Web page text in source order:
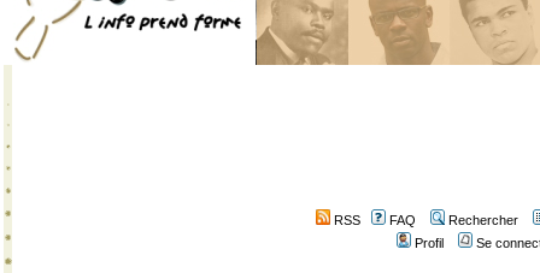
RSS FAQ
Rechercher
Profil
Se